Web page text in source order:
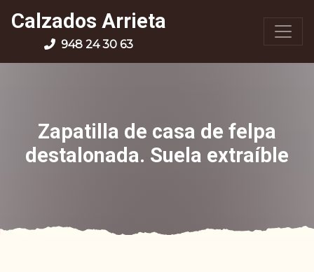
Calzados Arrieta
948 24 30 63
Zapatilla de casa de felpa
destalonada. Suela extraíble